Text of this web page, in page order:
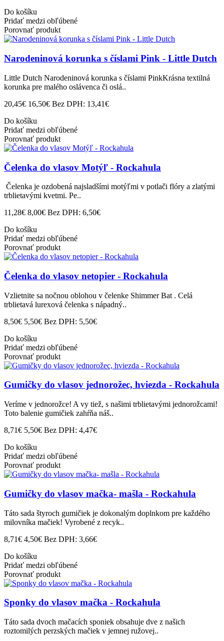
Do košíku
Pridať medzi obľúbené
Porovnať produkt
Narodeninová korunka s číslami Pink - Little Dutch
Little Dutch Narodeninová korunka s číslami PinkKrásna textilná
korunka pre malého oslávenca či oslá..
20,45€ 16,50€ Bez DPH: 13,41€
Do košíku
Pridať medzi obľúbené
Porovnať produkt
Čelenka do vlasov Motýľ - Rockahula
Čelenka je ozdobená najsladšími motýľmi v potlači flóry a zlatými
trblietavými kvetmi. Pe..
11,28€ 8,00€ Bez DPH: 6,50€
Do košíku
Pridať medzi obľúbené
Porovnať produkt
Čelenka do vlasov netopier - Rockahula
Vzlietnite sa nočnou oblohou v čelenke Shimmer Bat . Celá
trblietavá lurexová čelenka s nápadný..
8,50€ 5,50€ Bez DPH: 5,50€
Do košíku
Pridať medzi obľúbené
Porovnať produkt
Gumičky do vlasov jednorožec, hviezda - Rockahula
Veríme v jednorožce! A vy tiež, s našimi trblietavými jednorožcami!
Toto balenie gumičiek zahŕňa náš..
8,71€ 5,50€ Bez DPH: 4,47€
Do košíku
Pridať medzi obľúbené
Porovnať produkt
Gumičky do vlasov mačka- mašla - Rockahula
Táto sada štyroch gumičiek je dokonalým doplnkom pre každého
milovníka mačiek! Vyrobené z recyk..
8,71€ 4,50€ Bez DPH: 3,66€
Do košíku
Pridať medzi obľúbené
Porovnať produkt
Sponky do vlasov mačka - Rockahula
Táto sada dvoch mačacích sponiek obsahuje dve z našich
roztomilých perzských mačiek v jemnej ružovej..